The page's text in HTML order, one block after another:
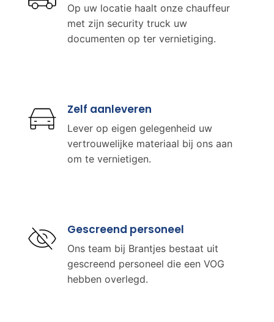
Op uw locatie haalt onze chauffeur
met zijn security truck uw
documenten op ter vernietiging.
Zelf aanleveren
Lever op eigen gelegenheid uw
vertrouwelijke materiaal bij ons aan
om te vernietigen.
Gescreend personeel
Ons team bij Brantjes bestaat uit
gescreend personeel die een VOG
hebben overlegd.